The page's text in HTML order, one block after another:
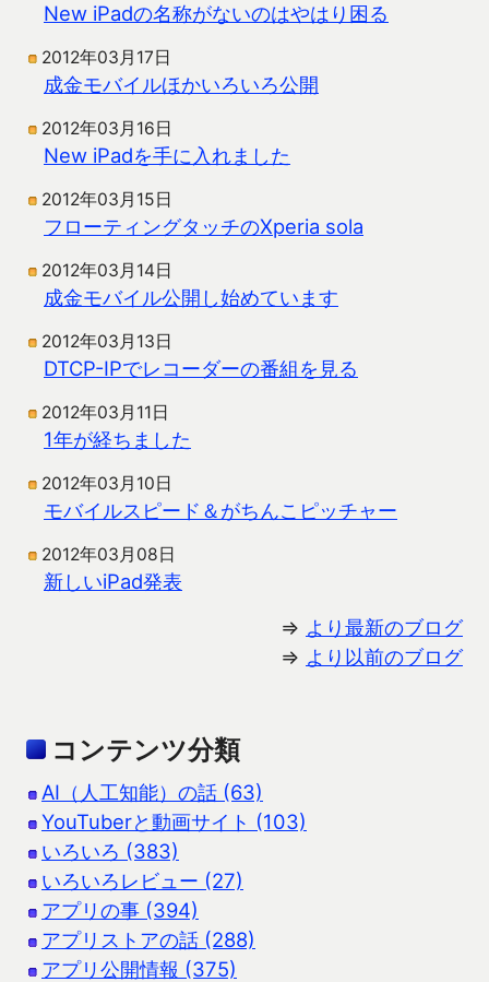
New iPadの名称がないのはやはり困る
2012年03月17日
成金モバイルほかいろいろ公開
2012年03月16日
New iPadを手に入れました
2012年03月15日
フローティングタッチのXperia sola
2012年03月14日
成金モバイル公開し始めています
2012年03月13日
DTCP-IPでレコーダーの番組を見る
2012年03月11日
1年が経ちました
2012年03月10日
モバイルスピード＆がちんこピッチャー
2012年03月08日
新しいiPad発表
⇒ より最新のブログ
⇒ より以前のブログ
コンテンツ分類
AI（人工知能）の話 (63)
YouTuberと動画サイト (103)
いろいろ (383)
いろいろレビュー (27)
アプリの事 (394)
アプリストアの話 (288)
アプリ公開情報 (375)